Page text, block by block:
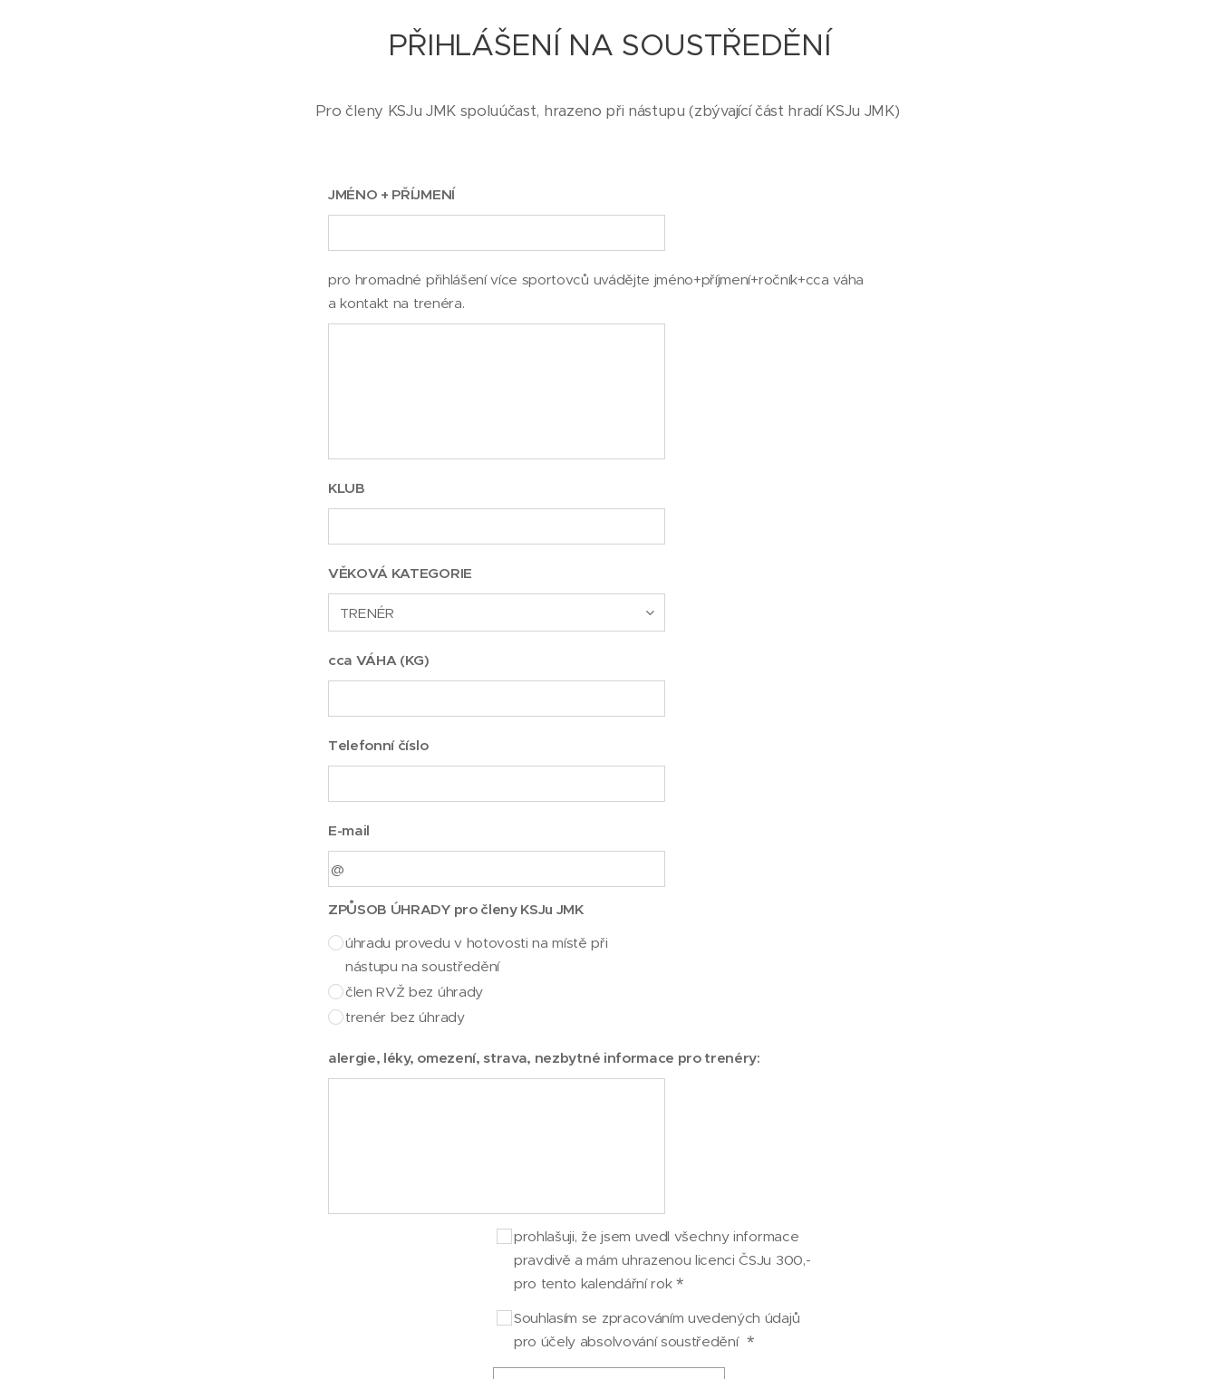
PŘIHLÁŠENÍ NA SOUSTŘEDĚNÍ
Pro členy KSJu JMK spoluúčast, hrazeno při nástupu (zbývající část hradí KSJu JMK)
JMÉNO + PŘÍJMENÍ
pro hromadné přihlášení více sportovců uvádějte jméno+příjmení+ročník+cca váha
a kontakt na trenéra.
KLUB
VĚKOVÁ KATEGORIE
cca VÁHA (KG)
Telefonní číslo
E-mail
ZPŮSOB ÚHRADY pro členy KSJu JMK
úhradu provedu v hotovosti na místě při
nástupu na soustředění
člen RVŽ bez úhrady
trenér bez úhrady
alergie, léky, omezení, strava, nezbytné informace pro trenéry:
prohlašuji, že jsem uvedl všechny informace
pravdivě a mám uhrazenou licenci ČSJu 300,-
pro tento kalendářní rok
Souhlasím se zpracováním uvedených údajů
pro účely absolvování soustředění